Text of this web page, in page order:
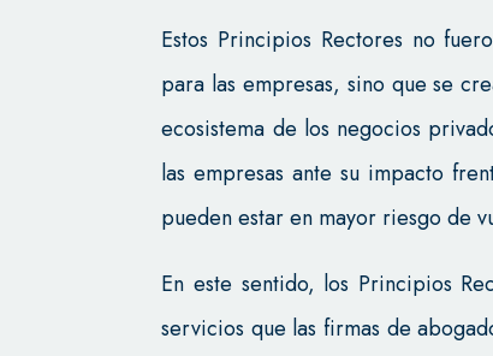
Estos Principios Rectores no
para las empresas, sino que se
ecosistema de los negocios
las empresas ante su impacto
pueden estar en mayor riesgo de
En este sentido, los Principios
servicios que las firmas de